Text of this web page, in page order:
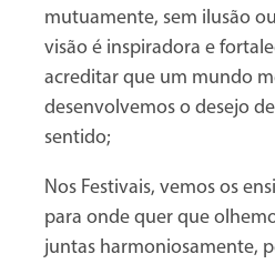
mutuamente, sem ilusão
visão é inspiradora e
acreditar que um mundo
desenvolvemos o desejo
sentido;
Nos Festivais, vemos os
para onde quer que
juntas harmoniosamente,